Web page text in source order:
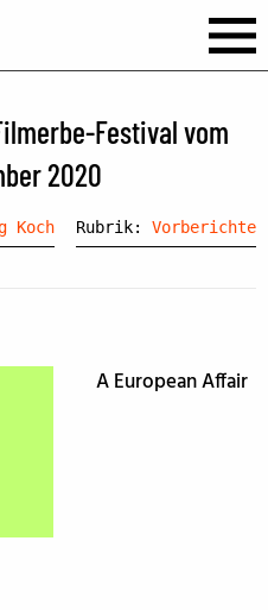
Festival vom
2020
Koch Rubrik: Vorberichte
A European Affair